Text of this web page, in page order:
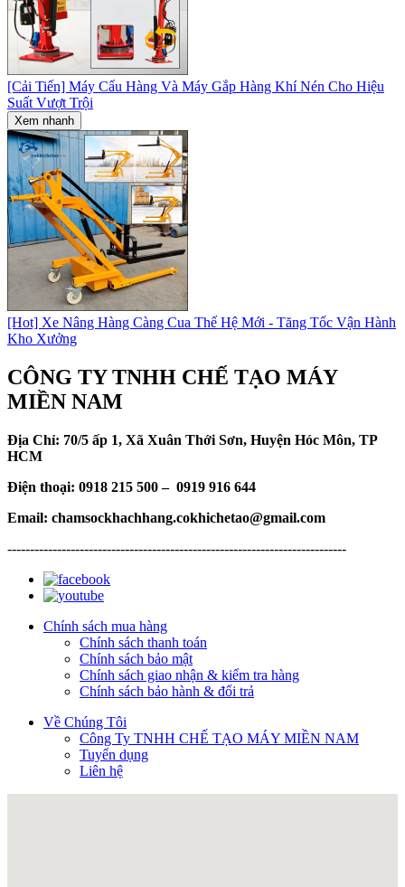
[Cải Tiến] Máy Cẩu Hàng Và Máy Gắp Hàng Khí Nén Cho Hiệu
Suất Vượt Trội
Xem nhanh
[Hot] Xe Nâng Hàng Càng Cua Thế Hệ Mới - Tăng Tốc Vận Hành
Kho Xưởng
CÔNG TY TNHH CHẾ TẠO MÁY
MIỀN NAM
Địa Chỉ: 70/5 ấp 1, Xã Xuân Thới Sơn, Huyện Hóc Môn, TP
HCM
Điện thoại: 0918 215 500 – 0919 916 644
Email: chamsockhachhang.cokhichetao@gmail.com
---------------------------------------------------------------------------
Chính sách mua hàng
Chính sách thanh toán
Chính sách bảo mật
Chính sách giao nhận & kiểm tra hàng
Chính sách bảo hành & đổi trả
Về Chúng Tôi
Công Ty TNHH CHẾ TẠO MÁY MIỀN NAM
Tuyển dụng
Liên hệ